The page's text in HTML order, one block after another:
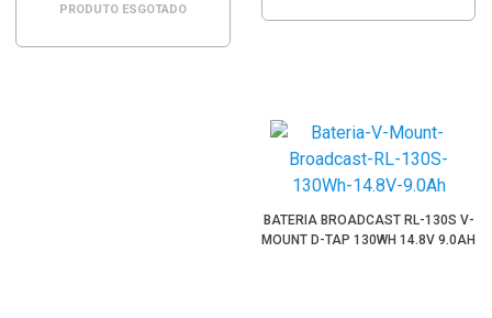
PRODUTO ESGOTADO
BATERIA BROADCAST RL-130S V-
MOUNT D-TAP 130WH 14.8V 9.0AH